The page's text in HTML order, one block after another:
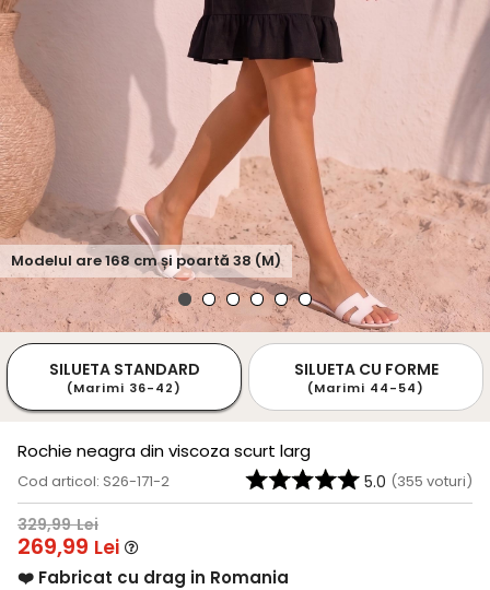
Modelul are168 cm și poartă 38 (M)
SILUETA STANDARD
(Marimi 36-42)
SILUETA CU FORME
(Marimi 44-54)
Rochie neagra din viscoza scurt larg
Cod articol: S26-171-2 5.0 (355 voturi)
329,99 Lei
269,99 Lei
❤️ Fabricat cu drag in Romania